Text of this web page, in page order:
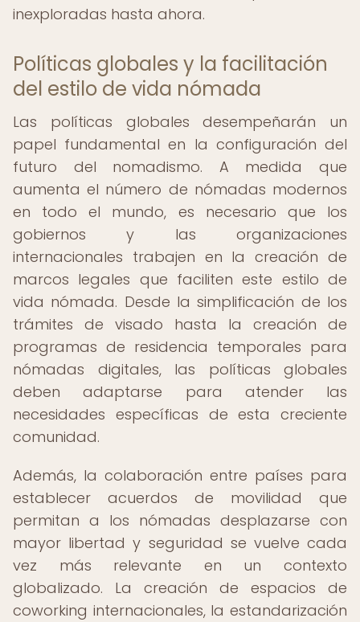
inexploradas hasta ahora.
Políticas globales y la facilitación
del estilo de vida nómada
Las políticas globales desempeñarán un
papel fundamental en la configuración del
futuro del nomadismo. A medida que
aumenta el número de nómadas modernos
en todo el mundo, es necesario que los
gobiernos y las organizaciones
internacionales trabajen en la creación de
marcos legales que faciliten este estilo de
vida nómada. Desde la simplificación de los
trámites de visado hasta la creación de
programas de residencia temporales para
nómadas digitales, las políticas globales
deben adaptarse para atender las
necesidades específicas de esta creciente
comunidad.
Además, la colaboración entre países para
establecer acuerdos de movilidad que
permitan a los nómadas desplazarse con
mayor libertad y seguridad se vuelve cada
vez más relevante en un contexto
globalizado. La creación de espacios de
coworking internacionales, la estandarización